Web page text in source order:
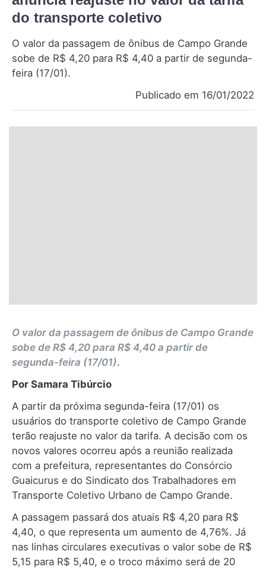
Santa Catarina
Rio Grande do Sul
Centro-Oeste
do transporte coletivo
O valor da passagem de ônibus de Campo Grande
sobe de R$ 4,20 para R$ 4,40 a partir de segunda-
feira (17/01).
Publicado em 16/01/2022
O valor da passagem de ônibus de Campo Grande
sobe de R$ 4,20 para R$ 4,40 a partir de
segunda-feira (17/01).
Por Samara Tibúrcio
A partir da próxima segunda-feira (17/01) os
usuários do transporte coletivo de Campo Grande
terão reajuste no valor da tarifa. A decisão com os
novos valores ocorreu após a reunião realizada
com a prefeitura, representantes do Consórcio
Guaicurus e do Sindicato dos Trabalhadores em
Transporte Coletivo Urbano de Campo Grande.
A passagem passará dos atuais R$ 4,20 para R$
4,40, o que representa um aumento de 4,76%. Já
nas linhas circulares executivas o valor sobe de R$
5,15 para R$ 5,40, e o troco máximo será de 20